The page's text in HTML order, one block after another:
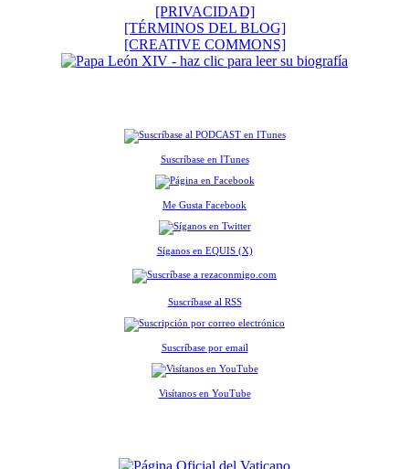
[PRIVACIDAD]
[TÉRMINOS DEL BLOG]
[CREATIVE COMMONS]
Suscríbase en ITunes
Me Gusta Facebook
Síganos en EQUIS (X)
Suscríbase al RSS
Suscríbase por email
Visítanos en YouTube